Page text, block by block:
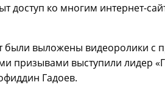
доступ ко многим интернет-
были выложены видеоролики с
призывами выступили лидер
Гадоев.